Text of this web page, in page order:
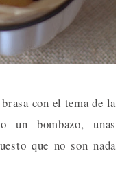
con el tema de la
bombazo, unas
que no son nada